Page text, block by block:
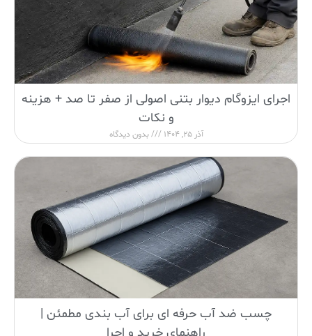
اجرای ایزوگام دیوار بتنی اصولی از صفر تا صد + هزینه
و نکات
آذر 25, 1404 بدون دیدگاه
چسب ضد آب حرفه ای برای آب بندی مطمئن |